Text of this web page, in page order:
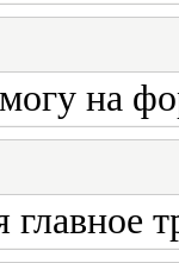
могу на
главное